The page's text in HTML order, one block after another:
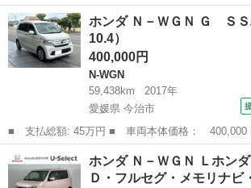
ー名： ホンダ ■ 車種名： Ｎ－ＷＧＮ ■ グレ
ンダセンシング 保証書／ディスプレイオーディオ
シートヒ...
香川 高松市 N-WGN
ホンダ Ｎ－ＷＧＮ Ｇ ＳＳ
10.4）
400,000円
N-WGN
59,438km
2017年
愛媛県 今治市
■ 支払総額: 45万円 ■ 車両本体価格： 400,000 円 ■ メーカー
名： ホンダ ■ 車種名： Ｎ－ＷＧＮ ■ グレ
パッケージ ■ 排気量： 660cc ■ ドア枚数：
愛媛 N-WGN
ホンダ Ｎ－ＷＧＮ Ｌホン
Ｄ・フルセグ・メモリナ